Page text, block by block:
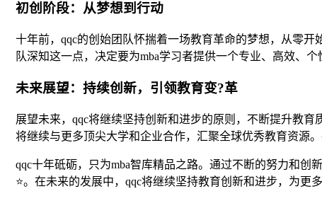
初创阶段：从梦想到行动
十年前，qqc的创始团队怀揣着一场教育革命的梦想，从零
队深知这一点，决定要为mba学习者提供一个专业、高效、
未来展望：持续创新，引领教育变?革
展望未来，qqc将继续坚持创新和进步的原则，不断提升教
将继续与更多顶尖大学和企业合作，汇聚全球优秀教育资源
qqc十年砥砺，只为mba智库精品之路。通过不断的努力和创
⭐。在未来的发展中，qqc将继续坚持教育创新和进步，为更